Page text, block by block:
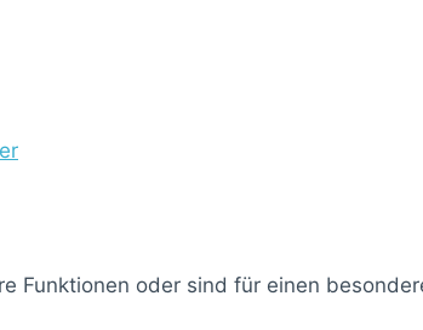
Funktionen oder sind für einen